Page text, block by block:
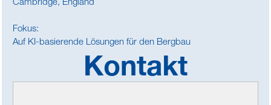
Fokus:
Auf KI-basierende Lösungen für den Bergbau
Kontakt